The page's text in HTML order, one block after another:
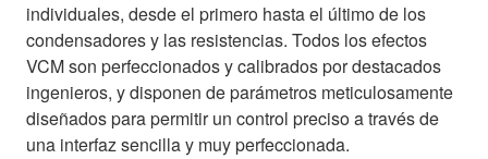
individuales, desde el primero hasta el último de los
condensadores y las resistencias. Todos los efectos
VCM son perfeccionados y calibrados por destacados
ingenieros, y disponen de parámetros meticulosamente
diseñados para permitir un control preciso a través de
una interfaz sencilla y muy perfeccionada.